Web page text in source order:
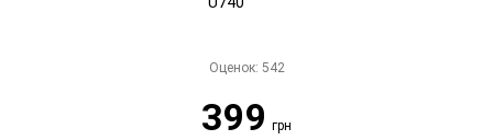
Оценок: 542
399грн